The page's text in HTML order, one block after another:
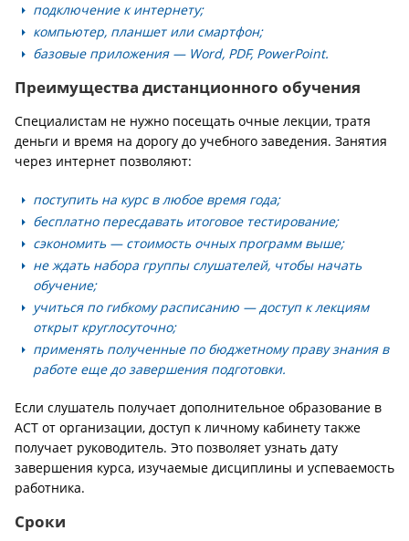
подключение к интернету;
компьютер, планшет или смартфон;
базовые приложения — Word, PDF, PowerPoint.
Преимущества дистанционного обучения
Специалистам не нужно посещать очные лекции, тратя
деньги и время на дорогу до учебного заведения. Занятия
через интернет позволяют:
поступить на курс в любое время года;
бесплатно пересдавать итоговое тестирование;
сэкономить — стоимость очных программ выше;
не ждать набора группы слушателей, чтобы начать
обучение;
учиться по гибкому расписанию — доступ к лекциям
открыт круглосуточно;
применять полученные по бюджетному праву знания в
работе еще до завершения подготовки.
Если слушатель получает дополнительное образование в
АСТ от организации, доступ к личному кабинету также
получает руководитель. Это позволяет узнать дату
завершения курса, изучаемые дисциплины и успеваемость
работника.
Сроки